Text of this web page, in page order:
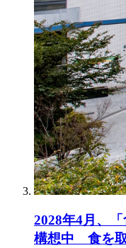
2028年4月、
構想中 食を